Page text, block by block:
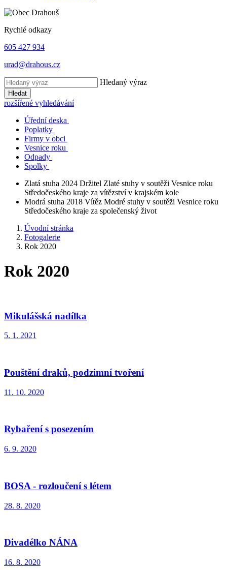
Rychlé odkazy
605 427 934
urad@drahous.cz
Hledaný výraz
Hledat
rozšířené vyhledávání
Úřední deska
Poplatky
Firmy v obci
Vesnice roku
Odpady
Spolky
Zlatá stuha 2024 Držitel Zlaté stuhy v soutěži Vesnice roku
Středočeského kraje za vítězství v krajském kole
Modrá stuha 2018 Vítěz Modré stuhy v soutěži Vesnice roku
Středočeského kraje za společenský život
Úvodní stránka
Fotogalerie
Rok 2020
Rok 2020
Mikulášská nadílka
5. 1. 2021
Pouštění draků, podzimní tvoření
11. 10. 2020
Rybaření s posezením
6. 9. 2020
BOSA - rozloučení s létem
28. 8. 2020
Divadélko NÁNA
16. 8. 2020